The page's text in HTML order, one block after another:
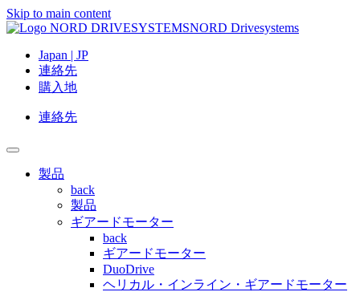
Skip to main content
NORD Drivesystems
Japan | JP
連絡先
購入地
連絡先
製品
back
製品
ギアードモーター
back
ギアードモーター
DuoDrive
ヘリカル・インライン・ギアードモーター